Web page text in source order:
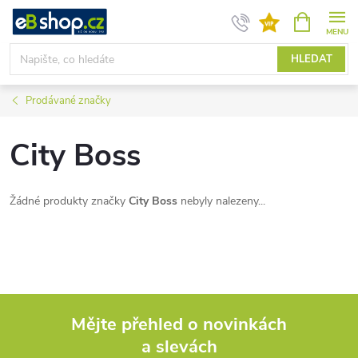
Přejít
obsah
HLEDAT
NÁKUPNÍ
KOŠÍK
Prodávané značky
City Boss
Žádné produkty značky City Boss nebyly nalezeny...
Mějte přehled o novinkách
a slevách